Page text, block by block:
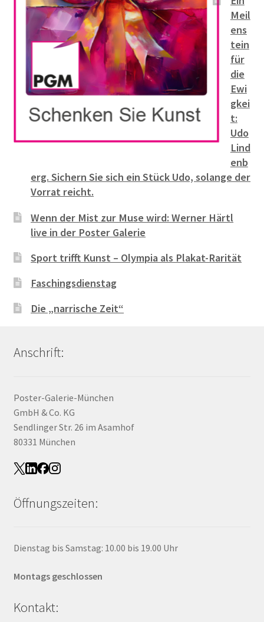
Meil
ens
tein
für
die
Ewi
gkei
t:
Udo
Lind
enb
erg. Sichern Sie sich ein Stück Udo, solange der
Vorrat reicht.
Wenn der Mist zur Muse wird: Werner Härtl
live in der Poster Galerie
Sport trifft Kunst – Olympia als Plakat-Rarität
Faschingsdienstag
Die „narrische Zeit“
Anschrift:
Poster-Galerie-München
GmbH & Co. KG
Sendlinger Str. 26 im Asamhof
80331 München
Öffnungszeiten:
Dienstag bis Samstag: 10.00 bis 19.00 Uhr
Montags geschlossen
Kontakt: